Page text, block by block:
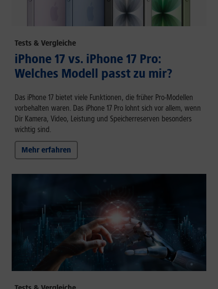
Tests & Vergleiche
iPhone 17 vs. iPhone 17 Pro:
Welches Modell passt zu mir?
Das iPhone 17 bietet viele Funktionen, die früher Pro-Modellen
vorbehalten waren. Das iPhone 17 Pro lohnt sich vor allem, wenn
Dir Kamera, Video, Leistung und Speicherreserven besonders
wichtig sind.
Mehr erfahren